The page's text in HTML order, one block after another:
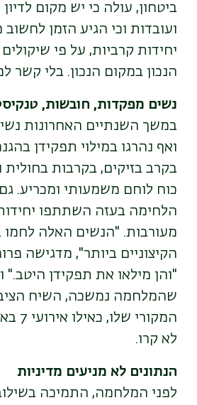
ביטחון, עולה כי יש מקום
ועובדות וכי הגיע הזמן
יחידות קרביות, על פי
הנכון במקום הנכון. בלי קשר
נשים מפקדות, חובשות,
במשך השנתיים האחרונות
ואף נהרגו במילוי תפקידן
בקרב בזיקים, בקרבות בחולית
כוח לוחם משמעותי ומכריע.
הלחימה בעזה השתתפו
מעורבות. "הנשים האלה לחמו
הקיצוניים ביותר", מדגישה
"והן מילאו את תפקידן היטב."
שהמלחמה נמשכה, השיח
לא קרו.
הנתונים לא מניעים מדיניות
לפני המלחמה, התמיכה